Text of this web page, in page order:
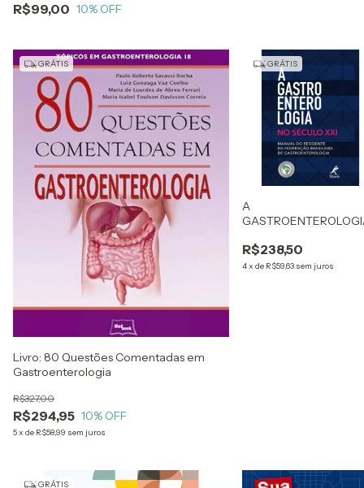
R$99,00 10% OFF
GRÁTIS
Livro: 80 Questões Comentadas em
Gastroenterologia
R$294,95
R$327,00
10% OFF
5x de R$58,99 sem juros
GRÁTIS
A
MANUAL DO
DA FEDERAÇÃO
R$238,50
4x de R$59,63 sem juros
GRÁTIS